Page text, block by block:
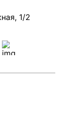
1/2